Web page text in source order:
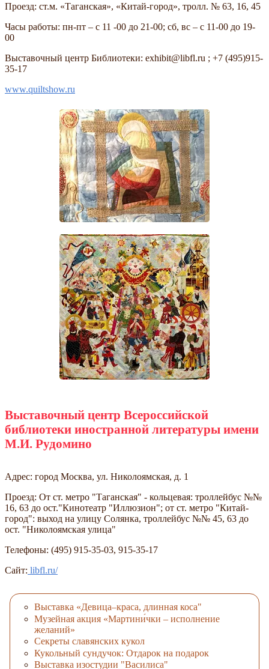
Проезд: ст.м. «Таганская», «Китай-город», тролл. № 63, 16, 45
Часы работы: пн-пт – с 11 -00 до 21-00; сб, вс – с 11-00 до 19-
00
Выставочный центр Библиотеки: exhibit@libfl.ru ; +7 (495)915-
35-17
www.quiltshow.ru
Выставочный центр Всероссийской
библиотеки иностранной литературы имени
М.И. Рудомино
Адрес: город Москва, ул. Николоямская, д. 1
Проезд: От ст. метро "Таганская" - кольцевая: троллейбус №№
16, 63 до ост."Кинотеатр "Иллюзион"; от ст. метро "Китай-
город": выход на улицу Солянка, троллейбус №№ 45, 63 до
ост. "Николоямская улица"
Телефоны: (495) 915-35-03, 915-35-17
Сайт: libfl.ru/
Выставка «Девица–краса, длинная коса"
Музейная акция «Мартини́чки – исполнение
желаний»
Секреты славянских кукол
Кукольный сундучок: Отдарок на подарок
Выставка изостудии "Василиса"